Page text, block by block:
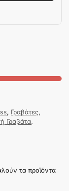
, Γραβάτες,
Γραβάτα,
τα προϊόντα